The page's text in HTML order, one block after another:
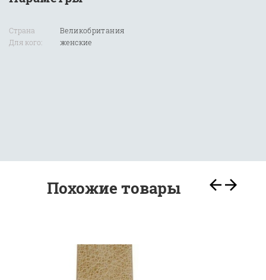
Страна
Для кого:
Великобритания
женские
Похожие товары